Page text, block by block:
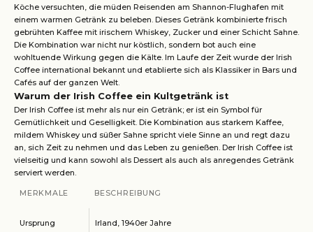
Köche versuchten, die müden Reisenden am Shannon-Flughafen mit
einem warmen Getränk zu beleben. Dieses Getränk kombinierte frisch
gebrühten Kaffee mit irischem Whiskey, Zucker und einer Schicht Sahne.
Die Kombination war nicht nur köstlich, sondern bot auch eine
wohltuende Wirkung gegen die Kälte. Im Laufe der Zeit wurde der Irish
Coffee international bekannt und etablierte sich als Klassiker in Bars und
Cafés auf der ganzen Welt.
Warum der Irish Coffee ein Kultgetränk ist
Der Irish Coffee ist mehr als nur ein Getränk; er ist ein Symbol für
Gemütlichkeit und Geselligkeit. Die Kombination aus starkem Kaffee,
mildem Whiskey und süßer Sahne spricht viele Sinne an und regt dazu
an, sich Zeit zu nehmen und das Leben zu genießen. Der Irish Coffee ist
vielseitig und kann sowohl als Dessert als auch als anregendes Getränk
serviert werden.
MERKMALE BESCHREIBUNG
Ursprung Irland, 1940er Jahre